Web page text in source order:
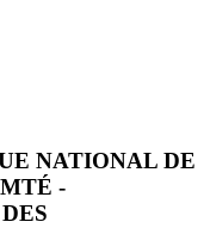
NATIONAL DE
-